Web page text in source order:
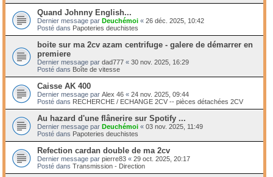
Quand Johnny English...
Dernier message par Deuchémoi « 26 déc. 2025, 10:42
Posté dans Papoteries deuchistes
boite sur ma 2cv azam centrifuge - galere de démarrer en
premiere
Dernier message par dad777 « 30 nov. 2025, 16:29
Posté dans Boîte de vitesse
Caisse AK 400
Dernier message par Alex 46 « 24 nov. 2025, 09:44
Posté dans RECHERCHE / ECHANGE 2CV -- pièces détachées 2CV
Au hazard d'une flânerire sur Spotify ...
Dernier message par Deuchémoi « 03 nov. 2025, 11:49
Posté dans Papoteries deuchistes
Refection cardan double de ma 2cv
Dernier message par pierre83 « 29 oct. 2025, 20:17
Posté dans Transmission - Direction